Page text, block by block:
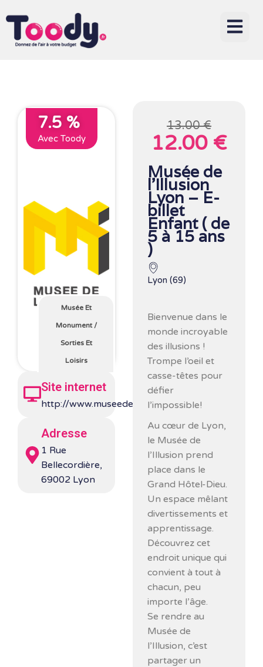
7.5 %
Avec Toody
Musée Et
Monument/
Sorties Et
Loisirs
Site internet
http://www.museedelillusion.fr/
Adresse
1 Rue
Bellecordière,
69002 Lyon
13.00 €
12.00 €
Musée de
l’Illusion
Lyon – E-
billet
Enfant ( de
5 à 15 ans
)
Lyon (69)
Bienvenue dans le
monde incroyable
des illusions !
Trompe l’oeil et
casse-têtes pour
défier
l’impossible!
Au cœur de Lyon,
le Musée de
l’Illusion prend
place dans le
Grand Hôtel-Dieu.
Un espace mêlant
divertissements et
apprentissage.
Découvrez cet
endroit unique qui
convient à tout à
chacun, peu
importe l’âge.
Se rendre au
Musée de
l’Illusion, c’est
partager un